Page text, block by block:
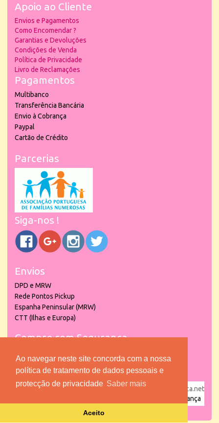
Ao navegar neste site concorda com a nossa
política de tratamento de dados pessoais e
protecção de privacidade Saber mais
Aceito
Apoio ao Cliente
Envios e Pagamentos
Como Encomendar ?
Garantias e Devoluções
Condições de Venda
Política de Privacidade
Livro de Reclamações
Pagamentos
Multibanco
Transferência Bancária
Envio à Cobrança
Paypal
Cartão de Crédito
Parcerias
Siga-nos !
Envios
DPD e MRW
Rede Pontos Pickup
Espanha Peninsular (MRW)
CTT (Ilhas e Europa)
Compre com Segurança
powered by puber!a | © 2026 Copyright www.lojadacrianca.net
Loja da Criança